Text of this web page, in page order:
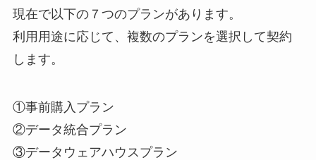
現在で以下の７つのプランがあります。
利用用途に応じて、複数のプランを選択して契約
します。
①事前購入プラン
②データ統合プラン
③データウェアハウスプラン